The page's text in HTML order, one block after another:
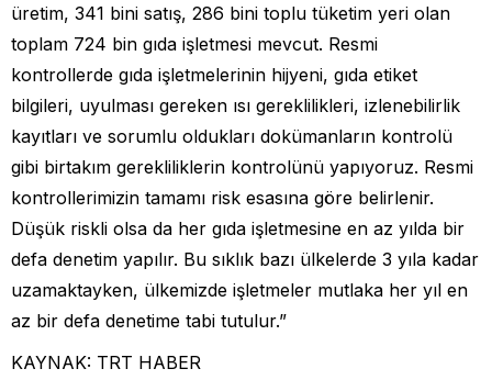
üretim, 341 bini satış, 286 bini toplu tüketim yeri olan
toplam 724 bin gıda işletmesi mevcut. Resmi
kontrollerde gıda işletmelerinin hijyeni, gıda etiket
bilgileri, uyulması gereken ısı gereklilikleri, izlenebilirlik
kayıtları ve sorumlu oldukları dokümanların kontrolü
gibi birtakım gerekliliklerin kontrolünü yapıyoruz. Resmi
kontrollerimizin tamamı risk esasına göre belirlenir.
Düşük riskli olsa da her gıda işletmesine en az yılda bir
defa denetim yapılır. Bu sıklık bazı ülkelerde 3 yıla kadar
uzamaktayken, ülkemizde işletmeler mutlaka her yıl en
az bir defa denetime tabi tutulur.”
KAYNAK: TRT HABER